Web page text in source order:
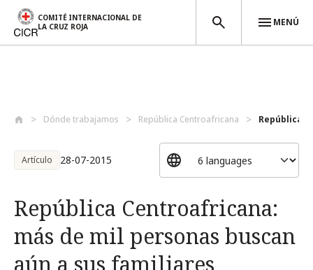
COMITÉ INTERNACIONAL DE
LA CRUZ ROJA
MENÚ
Dónde trabajamos República Centroafricana República
Artículo 28-07-2015
República Centroafricana:
más de mil personas buscan
aún a sus familiares